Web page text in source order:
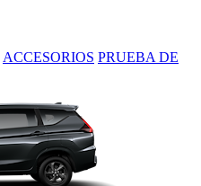
ACCESORIOS PRUEBA DE